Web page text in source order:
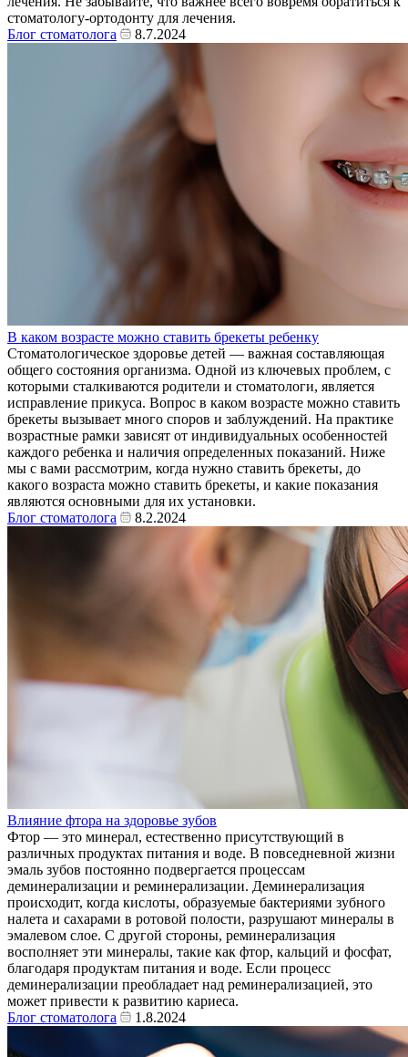
стоматологу-ортодонту для лечения.
Блог стоматолога
8.7.2024
В каком возрасте можно ставить брекеты ребенку
Стоматологическое здоровье детей — важная составляющая
общего состояния организма. Одной из ключевых проблем, с
которыми сталкиваются родители и стоматологи, является
исправление прикуса. Вопрос в каком возрасте можно ставить
брекеты вызывает много споров и заблуждений. На практике
возрастные рамки зависят от индивидуальных особенностей
каждого ребенка и наличия определенных показаний. Ниже
мы с вами рассмотрим, когда нужно ставить брекеты, до
какого возраста можно ставить брекеты, и какие показания
являются основными для их установки.
Блог стоматолога
8.2.2024
Влияние фтора на здоровье зубов
Фтор — это минерал, естественно присутствующий в
различных продуктах питания и воде. В повседневной жизни
эмаль зубов постоянно подвергается процессам
деминерализации и реминерализации. Деминерализация
происходит, когда кислоты, образуемые бактериями зубного
налета и сахарами в ротовой полости, разрушают минералы в
эмалевом слое. С другой стороны, реминерализация
восполняет эти минералы, такие как фтор, кальций и фосфат,
благодаря продуктам питания и воде. Если процесс
деминерализации преобладает над реминерализацией, это
может привести к развитию кариеса.
Блог стоматолога
1.8.2024